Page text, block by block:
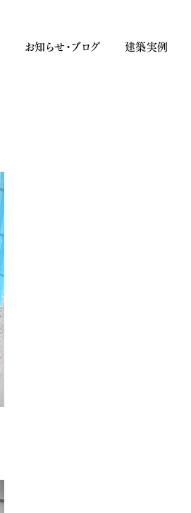
お知らせ・ブログ 建築実例